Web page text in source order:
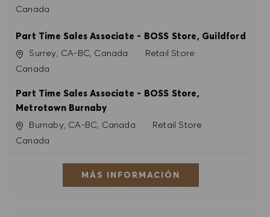
Canada
Part Time Sales Associate - BOSS Store, Guildford
Ubicación
Surrey, CA-BC, Canada Categoría
Retail Store
Canada
Part Time Sales Associate - BOSS Store,
Metrotown Burnaby
Ubicación
Burnaby, CA-BC, Canada Categoría
Retail Store
Canada
MÁS INFORMACIÓN